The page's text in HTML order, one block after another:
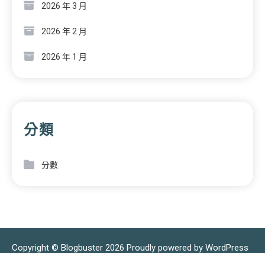
2026 年 3 月
2026 年 2 月
2026 年 1 月
分類
分數
Copyright © Blogbuster 2026 Proudly powered by WordPress